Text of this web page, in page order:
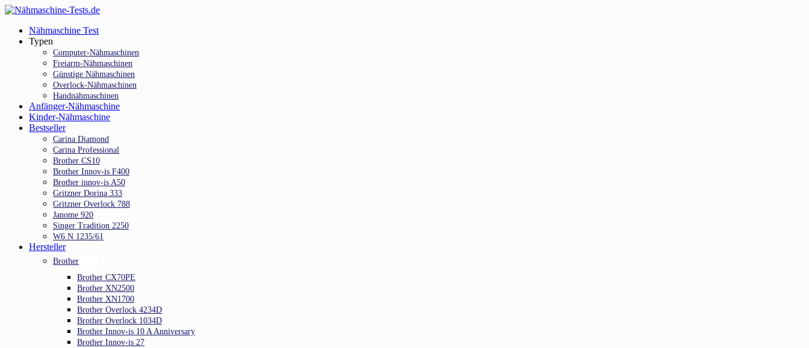
Skip
main
content
Menu
Nähmaschine Test
Typen
Computer-Nähmaschinen
Freiarm-Nähmaschinen
Günstige Nähmaschinen
Overlock-Nähmaschinen
Handnähmaschinen
Anfänger-Nähmaschine
Kinder-Nähmaschine
Bestseller
Carina Diamond
Carina Professional
Brother CS10
Brother Innov-is F400
Brother innov-is A50
Gritzner Dorina 333
Gritzner Overlock 788
Janome 920
Singer Tradition 2250
W6 N 1235/61
Hersteller
Brother
Brother CX70PE
Brother XN2500
Brother XN1700
Brother Overlock 4234D
Brother Overlock 1034D
Brother Innov-is 10 A Anniversary
Brother Innov-is 27